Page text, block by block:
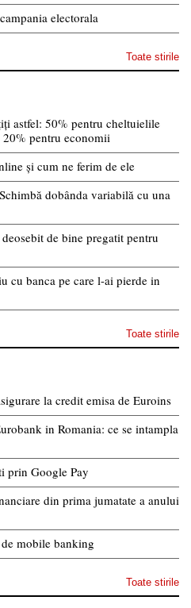
electorala
Toate stirile
astfel: 50% pentru cheltuielile
pentru economii
și cum ne ferim de ele
dobânda variabilă cu una
de bine pregatit pentru
cu banca pe care l-ai pierde in
Toate stirile
la credit emisa de Euroins
in Romania: ce se intampla
prin Google Pay
din prima jumatate a anului
mobile banking
Toate stirile